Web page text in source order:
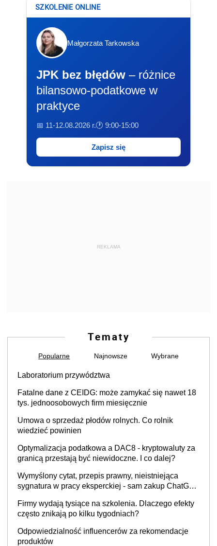
SZKOLENIE ONLINE
Małgorzata Tarkowska
JPK bez błędów – różnice
bilansowo-podatkowe w
praktyce
📅 11-12.08.2026 r.🕐 9:00-15:00
Zapisz się
REKLAMA
Tematy
Popularne Najnowsze Wybrane
Laboratorium przywództwa
Fatalne dane z CEIDG: może zamykać się nawet 18
tys. jednoosobowych firm miesięcznie
Umowa o sprzedaż płodów rolnych. Co rolnik
wiedzieć powinien
Optymalizacja podatkowa a DAC8 - kryptowaluty za
granicą przestają być niewidoczne. I co dalej?
Wymyślony cytat, przepis prawny, nieistniejąca
sygnatura w pracy eksperckiej - sam zakup ChatGPT
Firmy wydają tysiące na szkolenia. Dlaczego efekty
często znikają po kilku tygodniach?
Odpowiedzialność influencerów za rekomendacje
produktów